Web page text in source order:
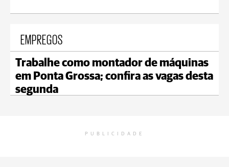
EMPREGOS
Trabalhe como montador de máquinas
em Ponta Grossa; confira as vagas desta
segunda
PUBLICIDADE